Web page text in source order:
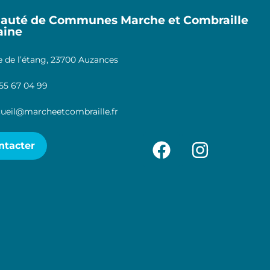
de Communes Marche et Combraille
de l’étang, 23700 Auzances
67 04 99